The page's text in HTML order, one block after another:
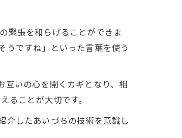
緊張を和らげることができま
うですね」といった言葉を使う
互いの心を開くカギとなり、相
ることが大切です。
介したあいづちの技術を意識し